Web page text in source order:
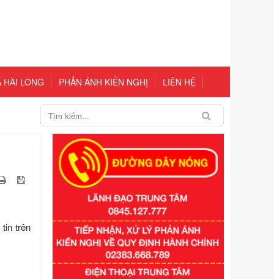
HÀI LÒNG PHẢN ÁNH KIẾN NGHỊ LIÊN HỆ
trên
Số kí hiệu:351/2025/NĐ-CP
Tên: Nghị định số 351/2025/NĐ-CP